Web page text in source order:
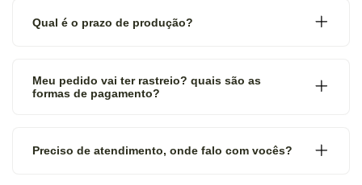
Qual é o prazo de produção?
Meu pedido vai ter rastreio? quais são as
formas de pagamento?
Preciso de atendimento, onde falo com vocês?